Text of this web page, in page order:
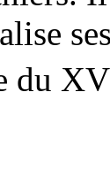
du